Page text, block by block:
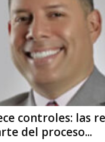
controles: las
del proceso...